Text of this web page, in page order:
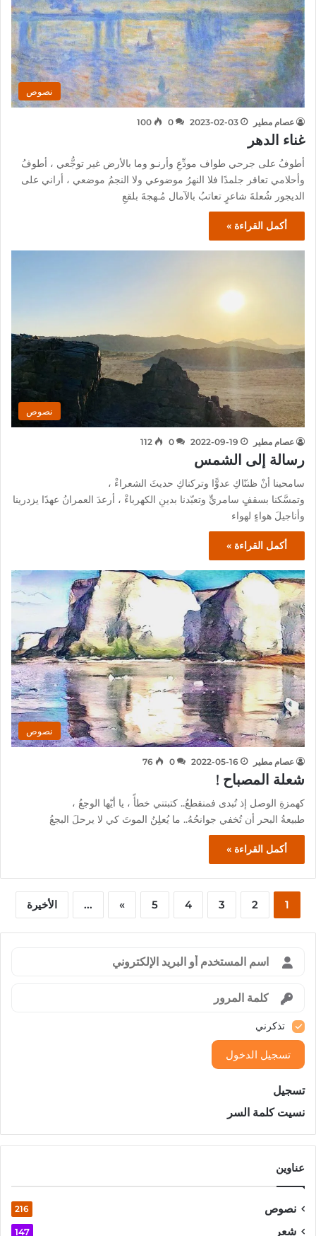
نصوص
عصام مطير 2023-02-03
0
100
غناء الدهر
أطوفُ على جرحي طواف مودِّعِ وأرنـو وما بالأرض غير توجُّعي ، أطوفُ
وأحلامي تعاقر جلمدًا فلا النهرُ موضوعي ولا النجمُ موضعي ، أراني على
الديجور شُعلةَ شاعرٍ تعاتبُ بالآمال مُـهجةَ بلقعِ
أكمل القراءة »
نصوص
عصام مطير 2022-09-19
0
112
رسالة إلى الشمس
سامحينا أنْ ظننّاكِ عدوًّا وتركناكِ حديثَ الشعراءْ ،
وتمسَّكنا بسقفٍ سامريٍّ وتعبّدنا بدينِ الكهرباءْ ، أرعدَ العمرانُ عهدًا يزدرينا
وأناجيلَ هواءٍ لهواء
أكمل القراءة »
نصوص
عصام مطير 2022-05-16
0
76
شعلة المصباح !
كهمزةِ الوصل إذ تُبدى فمنقطعُ.. كتبتني خطأً ، يا أيّها الوجعُ ،
طبيعةُ البحر أن تُخفي جوانحُهُ.. ما يُعلِنُ الموتَ كي لا يرحلَ البجعُ
أكمل القراءة »
1
2
3
4
5
»
... الأخيرة
تذكرني
تسجيل الدخول
تسجيل
نسيت كلمة السر
عناوين
نصوص 216
شعر 147